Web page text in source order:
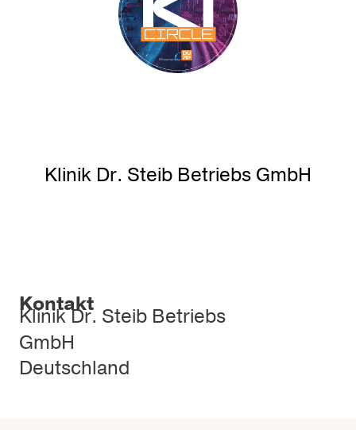
Klinik Dr. Steib Betriebs GmbH
Kontakt
Klinik Dr. Steib Betriebs
GmbH
Deutschland